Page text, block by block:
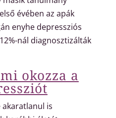
évében az apák
enyhe depressziós
nál diagnosztizálták
okozza a
akaratlanul is